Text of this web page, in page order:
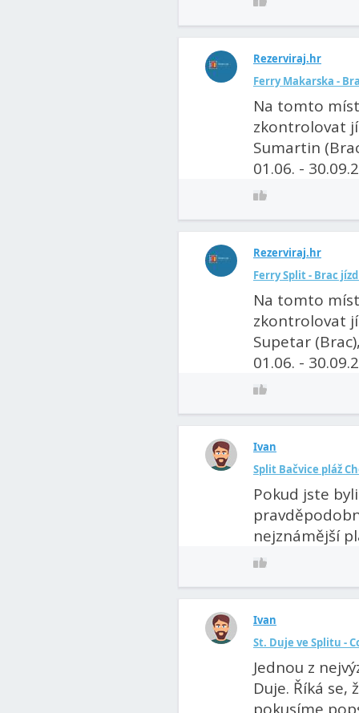
Rezerviraj.hr
Ferry Makarska -
Na tomto
zkontrolovat
Sumartin
01.06. -
Rezerviraj.hr
Ferry Split - Brac
Na tomto
zkontrolovat
Supetar
01.06. -
Ivan
Split Bačvice pláž
Pokud jste
nejznámější
Ivan
St. Duje ve Splitu -
Jednou z
Duje. Říká